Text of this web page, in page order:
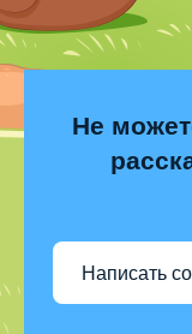
Не
Написать